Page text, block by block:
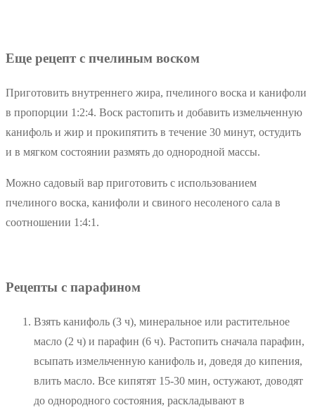
Еще рецепт с пчелиным воском
Приготовить внутреннего жира, пчелиного воска и канифоли
в пропорции 1:2:4. Воск растопить и добавить измельченную
канифоль и жир и прокипятить в течение 30 минут, остудить
и в мягком состоянии размять до однородной массы.
Можно садовый вар приготовить с использованием
пчелиного воска, канифоли и свиного несоленого сала в
соотношении 1:4:1.
Рецепты с парафином
Взять канифоль (3 ч), минеральное или растительное
масло (2 ч) и парафин (6 ч). Растопить сначала парафин,
всыпать измельченную канифоль и, доведя до кипения,
влить масло. Все кипятят 15-30 мин, остужают, доводят
до однородного состояния, раскладывают в